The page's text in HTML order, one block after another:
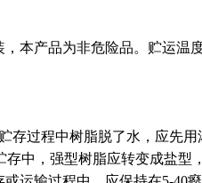
本产品为非危险品。贮运温
存过程中树脂脱了水，应先用
存中，强型树脂应转变成盐型